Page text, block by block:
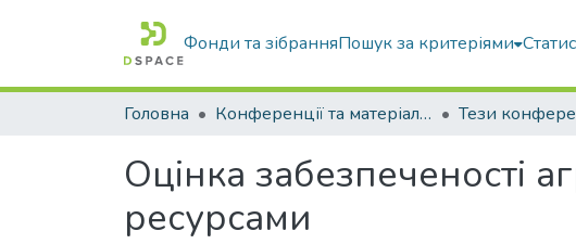
Фонди та зібранняПошук за критеріями
Головна Конференції та матеріали конференцій Тези
Оцінка забезпеченості
ресурсами